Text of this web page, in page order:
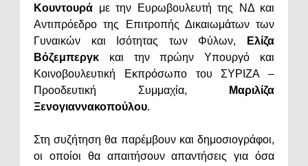
Κουντουρά με την Ευρωβουλευτή της ΝΔ και
Αντιπρόεδρο της Επιτροπής Δικαιωμάτων των
Γυναικών και Ισότητας των Φύλων,
Ελίζα
Βόζεμπεργκ και την πρώην Υπουργό και
Κοινοβουλευτική Εκπρόσωπο του ΣΥΡΙΖΑ –
Προοδευτική Συμμαχία,
Μαριλίζα
Ξενογιαννακοπούλου.
Στη συζήτηση θα παρέμβουν και δημοσιογράφοι,
οι οποίοι θα απαιτήσουν απαντήσεις για όσα